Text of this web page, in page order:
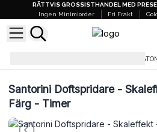
RÄTTVIS GROSSISTHANDEL MED
Ingen Minimiorder
Fri Frakt
Santorini Doftspridare -
Färg - Timer